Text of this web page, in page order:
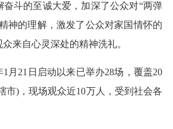
奋斗的至诚大爱，加深了公众对“两弹
神的理解，激发了公众对家国情怀的
来自心灵深处的精神洗礼。
1月21日启动以来已举办28场，覆盖20
市)，现场观众近10万人，受到社会各